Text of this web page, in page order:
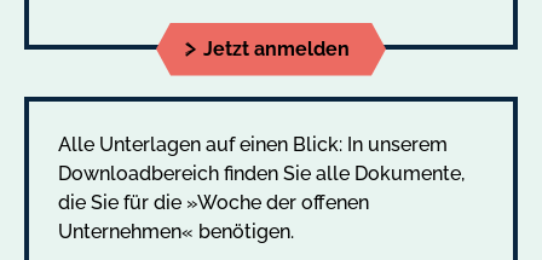
Jetzt anmelden
Alle Unterlagen auf einen Blick: In unserem
Downloadbereich finden Sie alle Dokumente,
die Sie für die »Woche der offenen
Unternehmen« benötigen.